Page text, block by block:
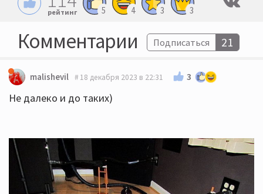
рейтинг 5 4 3 3
Комментарии Подписаться 21
malishevil 18 декабря 2023 в 22:31 3
Не далеко и до таких)